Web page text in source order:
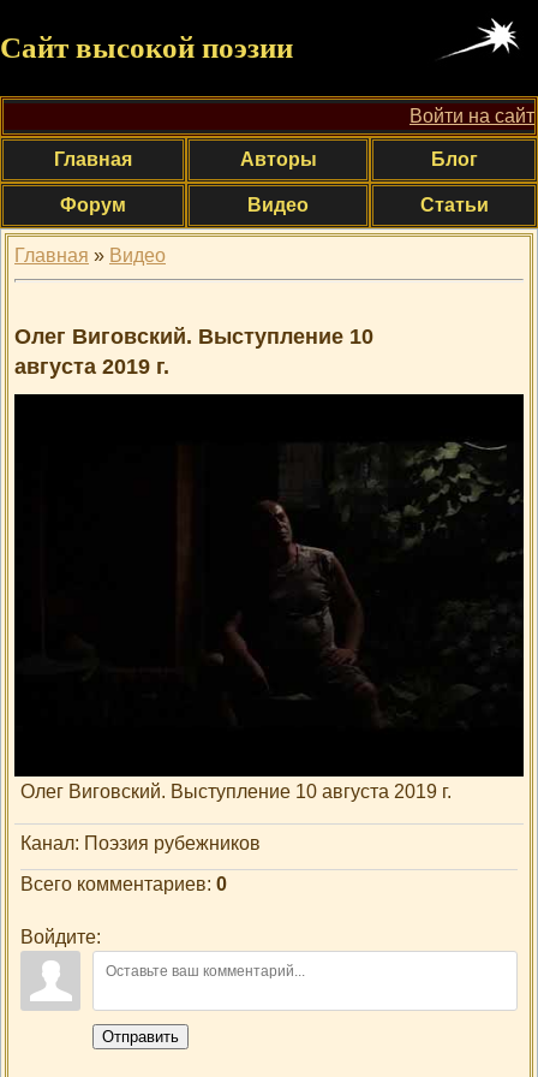
Сайт высокой поэзии
Войти на сайт
Главная Авторы Блог
Форум Видео Статьи
Главная » Видео
Олег Виговский. Выступление 10
августа 2019 г.
Добавил
Олег Виговский. Выступление 10 августа 2019 г.
Канал: Поэзия рубежников
Всего комментариев: 0
Войдите:
Отправить